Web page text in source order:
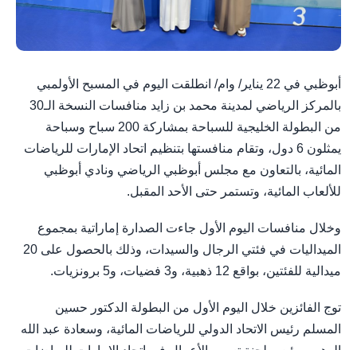
أبوظبي في 22 يناير/ وام/ انطلقت اليوم في المسبح الأولمبي
بالمركز الرياضي لمدينة محمد بن زايد منافسات النسخة الـ30
من البطولة الخليجية للسباحة بمشاركة 200 سباح وسباحة
يمثلون 6 دول، وتقام منافستها بتنظيم اتحاد الإمارات للرياضات
المائية، بالتعاون مع مجلس أبوظبي الرياضي ونادي أبوظبي
للألعاب المائية، وتستمر حتى الأحد المقبل.
وخلال منافسات اليوم الأول جاءت الصدارة إماراتية بمجموع
الميداليات في فئتي الرجال والسيدات، وذلك بالحصول على 20
ميدالية للفئتين، بواقع 12 ذهبية، و3 فضيات، و5 برونزيات.
توج الفائزين خلال اليوم الأول من البطولة الدكتور حسين
المسلم رئيس الاتحاد الدولي للرياضات المائية، وسعادة عبد الله